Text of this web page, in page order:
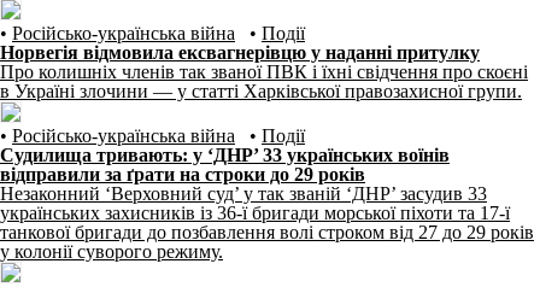
• Російсько-українська війна • Події
Норвегія відмовила ексвагнерівцю у наданні притулку
Про колишніх членів так званої ПВК і їхні свідчення про скоєні
в Україні злочини — у статті Харківської правозахисної групи.
• Російсько-українська війна • Події
Судилища тривають: у ‘ДНР’ 33 українських воїнів
відправили за ґрати на строки до 29 років
Незаконний ‘Верховний суд’ у так званій ‘ДНР’ засудив 33
українських захисників із 36-ї бригади морської піхоти та 17-ї
танкової бригади до позбавлення волі строком від 27 до 29 років
у колонії суворого режиму.